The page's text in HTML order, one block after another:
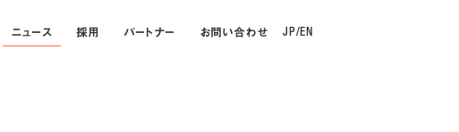
ニュース 採用 パートナー お問い合わせ JP/EN